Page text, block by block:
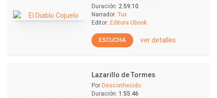
Duración: 2:59:10
Narrador: Tux
Editor: Editora Ubook
ESCUCHA ver detalles
Lazarillo de Tormes
Por Desconhecido
Duración: 1:55:46